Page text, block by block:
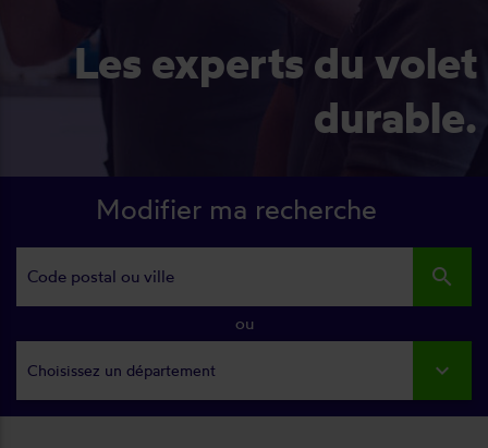
Les experts du volet
durable.
Modifier ma recherche
search
ou
Choisissez un département